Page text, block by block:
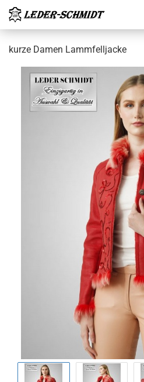
kurze Damen Lamm­fell­ja­cke